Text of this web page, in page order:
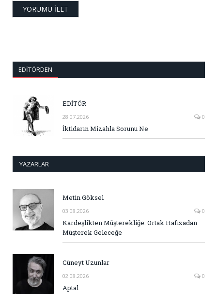
EDITÖRDEN
EDİTÖR
28.07.2026 0
İktidarın Mizahla Sorunu Ne
YAZARLAR
Metin Göksel
03.08.2026 0
Kardeşlikten Müşterekliğe: Ortak Hafızadan
Müşterek Geleceğe
Cüneyt Uzunlar
02.08.2026 0
Aptal